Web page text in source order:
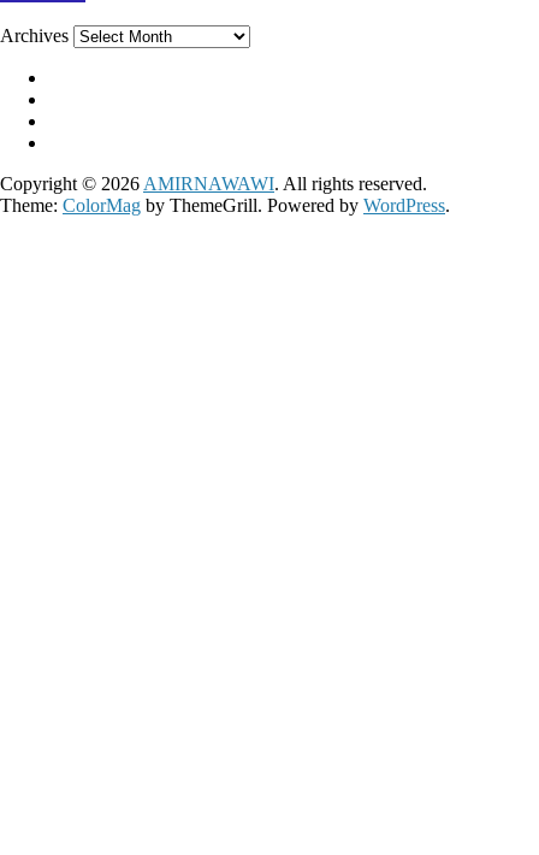
Archives
Copyright © 2026 AMIRNAWAWI. All rights reserved.
Theme: ColorMag by ThemeGrill. Powered by WordPress.